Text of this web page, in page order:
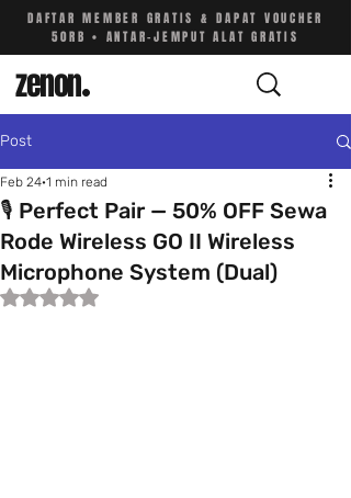
DAFTAR MEMBER GRATIS & DAPAT VOUCHER
50RB • ANTAR-JEMPUT ALAT GRATIS
zenon.
Post
🎙️ Perfect Pair — 50% OFF Sewa
Rode Wireless GO II Wireless
Microphone System (Dual)
Feb 24 1 min read
Rated NaN out of 5 stars.